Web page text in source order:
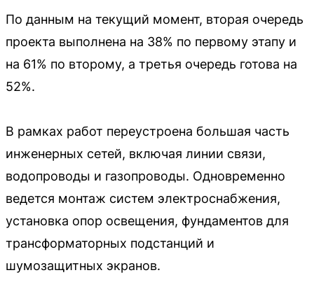
По данным на текущий момент, вторая очередь
проекта выполнена на 38% по первому этапу и
на 61% по второму, а третья очередь готова на
52%.
В рамках работ переустроена большая часть
инженерных сетей, включая линии связи,
водопроводы и газопроводы. Одновременно
ведется монтаж систем электроснабжения,
установка опор освещения, фундаментов для
трансформаторных подстанций и
шумозащитных экранов.